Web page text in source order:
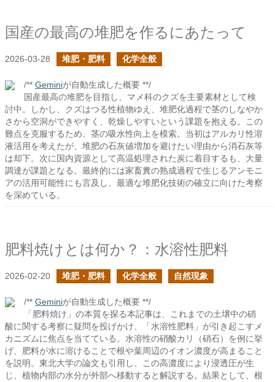
国産の最高の堆肥を作るにあたって
2026-03-28 堆肥・肥料 化学全般
/** Geminiが自動生成した概要 **/
国産最高の堆肥を目指し、マメ科のクズを主要素材として検
討中。しかし、クズはつる性植物ゆえ、堆肥化過程で茎のしなやか
さから空洞ができやすく、乾燥しやすいという課題を抱える。この
難点を克服するため、茎の吸水性向上を模索。当初はアルカリ性溶
液活用を考えたが、堆肥の石灰値増加を避けたい理由から消石灰等
は却下。次に国内資源として高温処理された炭に着目するも、大量
調達が課題となる。最終的には家畜糞の熟成過程で生じるアンモニ
アの活用可能性にも言及し、最適な堆肥化技術の確立に向けた考察
を深めている。
肥料焼けとは何か？：水溶性肥料
2026-02-20 堆肥・肥料 化学全般 自然現象
/** Geminiが自動生成した概要 **/
「肥料焼け」の本質を探る本記事は、これまでの土壌中の硝
酸に関する考察に疑問を投げかけ、「水溶性肥料」が引き起こすメ
カニズムに焦点を当てている。水溶性の硝酸カリ（硝石）を例に挙
げ、肥料が水に溶けることで根や葉周辺のイオン濃度が高まること
を説明。東北大学の論文も引用し、この高濃度により浸透圧が生
じ、植物内部の水分が外部へ移動すると解説する。結果として、根